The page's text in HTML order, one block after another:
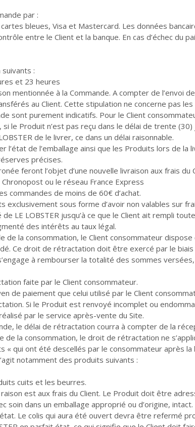
par :
bleues, Visa et Mastercard. Les données
entre le Client et la banque. En cas d’échec du
:
et 23 heures
mentionnée à la Commande. A compter de l’envoi
au Client. Cette stipulation ne concerne pas
sont purement indicatifs. Pour le Client
le Produit n’est pas reçu dans le délai de trente
de le livrer, ce dans un délai raisonnable.
de l’emballage ainsi que les Produits lors de la
précises.
feront l’objet d’une nouvelle livraison aux frais du
ou le réseau France Express
commandes de moins de 60€ d’achat.
exclusivement sous forme d’avoir non valables sur
LE LOBSTER jusqu’à ce que le Client ait rempli
des intérêts au taux légal.
de la consommation, le Client consommateur
Ce droit de rétractation doit être exercé par le
à rembourser la totalité des sommes
faite par le Client consommateur.
de paiement que celui utilisé par le Client
Si le Produit est renvoyé incomplet ou
par le service après-vente du Site.
le délai de rétractation courra à compter de la
de la consommation, le droit de rétractation ne
« qui ont été descellés par le consommateur après
notamment des produits suivants :
cuits et les beurres.
est aux frais du Client. Le Produit doit être
soin dans un emballage approprié ou d’origine, intact.
état. Le colis qui aura été ouvert devra être refermé